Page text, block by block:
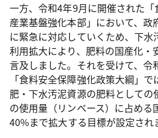
一方、令和4年9月に開催された
産業基盤強化本部」において、政
に緊急に対応していくため、下
利用拡大により、肥料の国産化・
言及しました。それを受けて、令
「食料安全保障強化政策大綱」
肥・下水汚泥資源の肥料として
の使用量（リンベース）に占める
40%まで拡大する目標が設定され